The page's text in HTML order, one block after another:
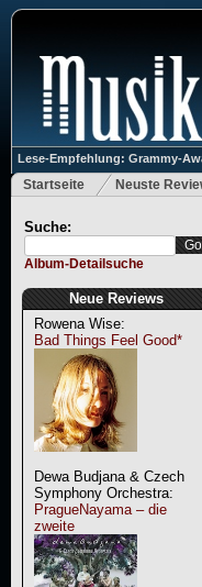
Lese-Empfehlung: Grammy-
Startseite Neuste
Suche:
Album-Detailsuche
Neue Reviews
Rowena Wise:
Bad Things Feel Good*
Dewa Budjana & Czech
Symphony Orchestra:
PragueNayama – die
zweite